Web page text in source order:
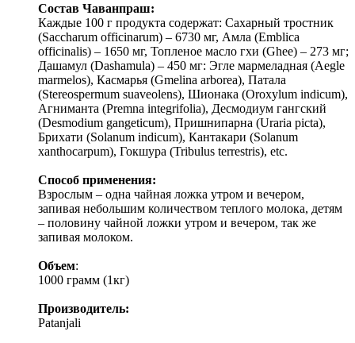
Состав Чаванпраш:
Каждые 100 г продукта содержат: Сахарный тростник
(Saccharum officinarum) – 6730 мг, Амла (Emblica
officinalis) – 1650 мг, Топленое масло гхи (Ghee) – 273 мг;
Дашамул (Dashamula) – 450 мг: Эгле мармеладная (Aegle
marmelos), Касмарья (Gmelina arborea), Патала
(Stereospermum suaveolens), Шионака (Oroxylum indicum),
Агниманта (Premna integrifolia), Десмодиум гангский
(Desmodium gangeticum), Пришнипарна (Uraria picta),
Брихати (Solanum indicum), Кантакари (Solanum
xanthocarpum), Гокшура (Tribulus terrestris), etc.
Способ применения:
Взрослым – одна чайная ложка утром и вечером,
запивая небольшим количеством теплого молока, детям
– половину чайной ложки утром и вечером, так же
запивая молоком.
Объем:
1000 грамм (1кг)
Производитель:
Patanjali